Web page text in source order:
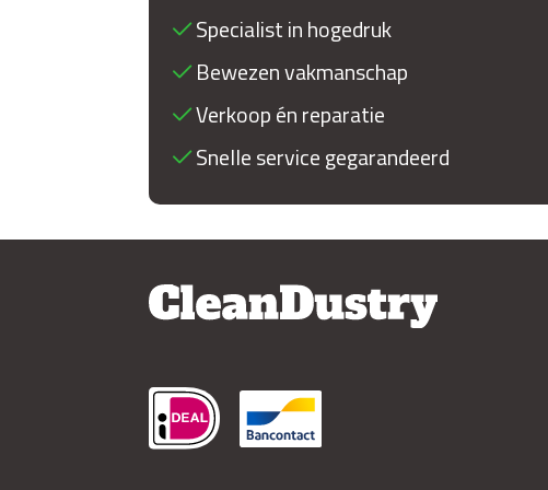
Specialist in hogedruk
Bewezen vakmanschap
Verkoop én reparatie
Snelle service gegarandeerd